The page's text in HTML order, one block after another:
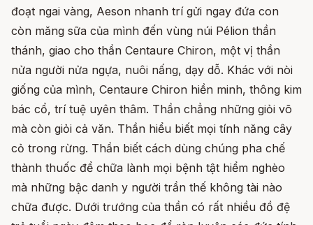
đoạt ngai vàng, Aeson nhanh trí gửi ngay đứa con
còn măng sữa của mình đến vùng núi Pélion thần
thánh, giao cho thần Centaure Chiron, một vị thần
nửa người nửa ngựa, nuôi nấng, dạy dỗ. Khác với nòi
giống của mình, Centaure Chiron hiền minh, thông kim
bác cổ, trí tuệ uyên thâm. Thần chẳng những giỏi võ
mà còn giỏi cả văn. Thần hiểu biết mọi tính năng cây
cỏ trong rừng. Thần biết cách dùng chúng pha chế
thành thuốc để chữa lành mọi bệnh tật hiểm nghèo
mà những bậc danh y người trần thế không tài nào
chữa được. Dưới trướng của thần có rất nhiều đồ đệ